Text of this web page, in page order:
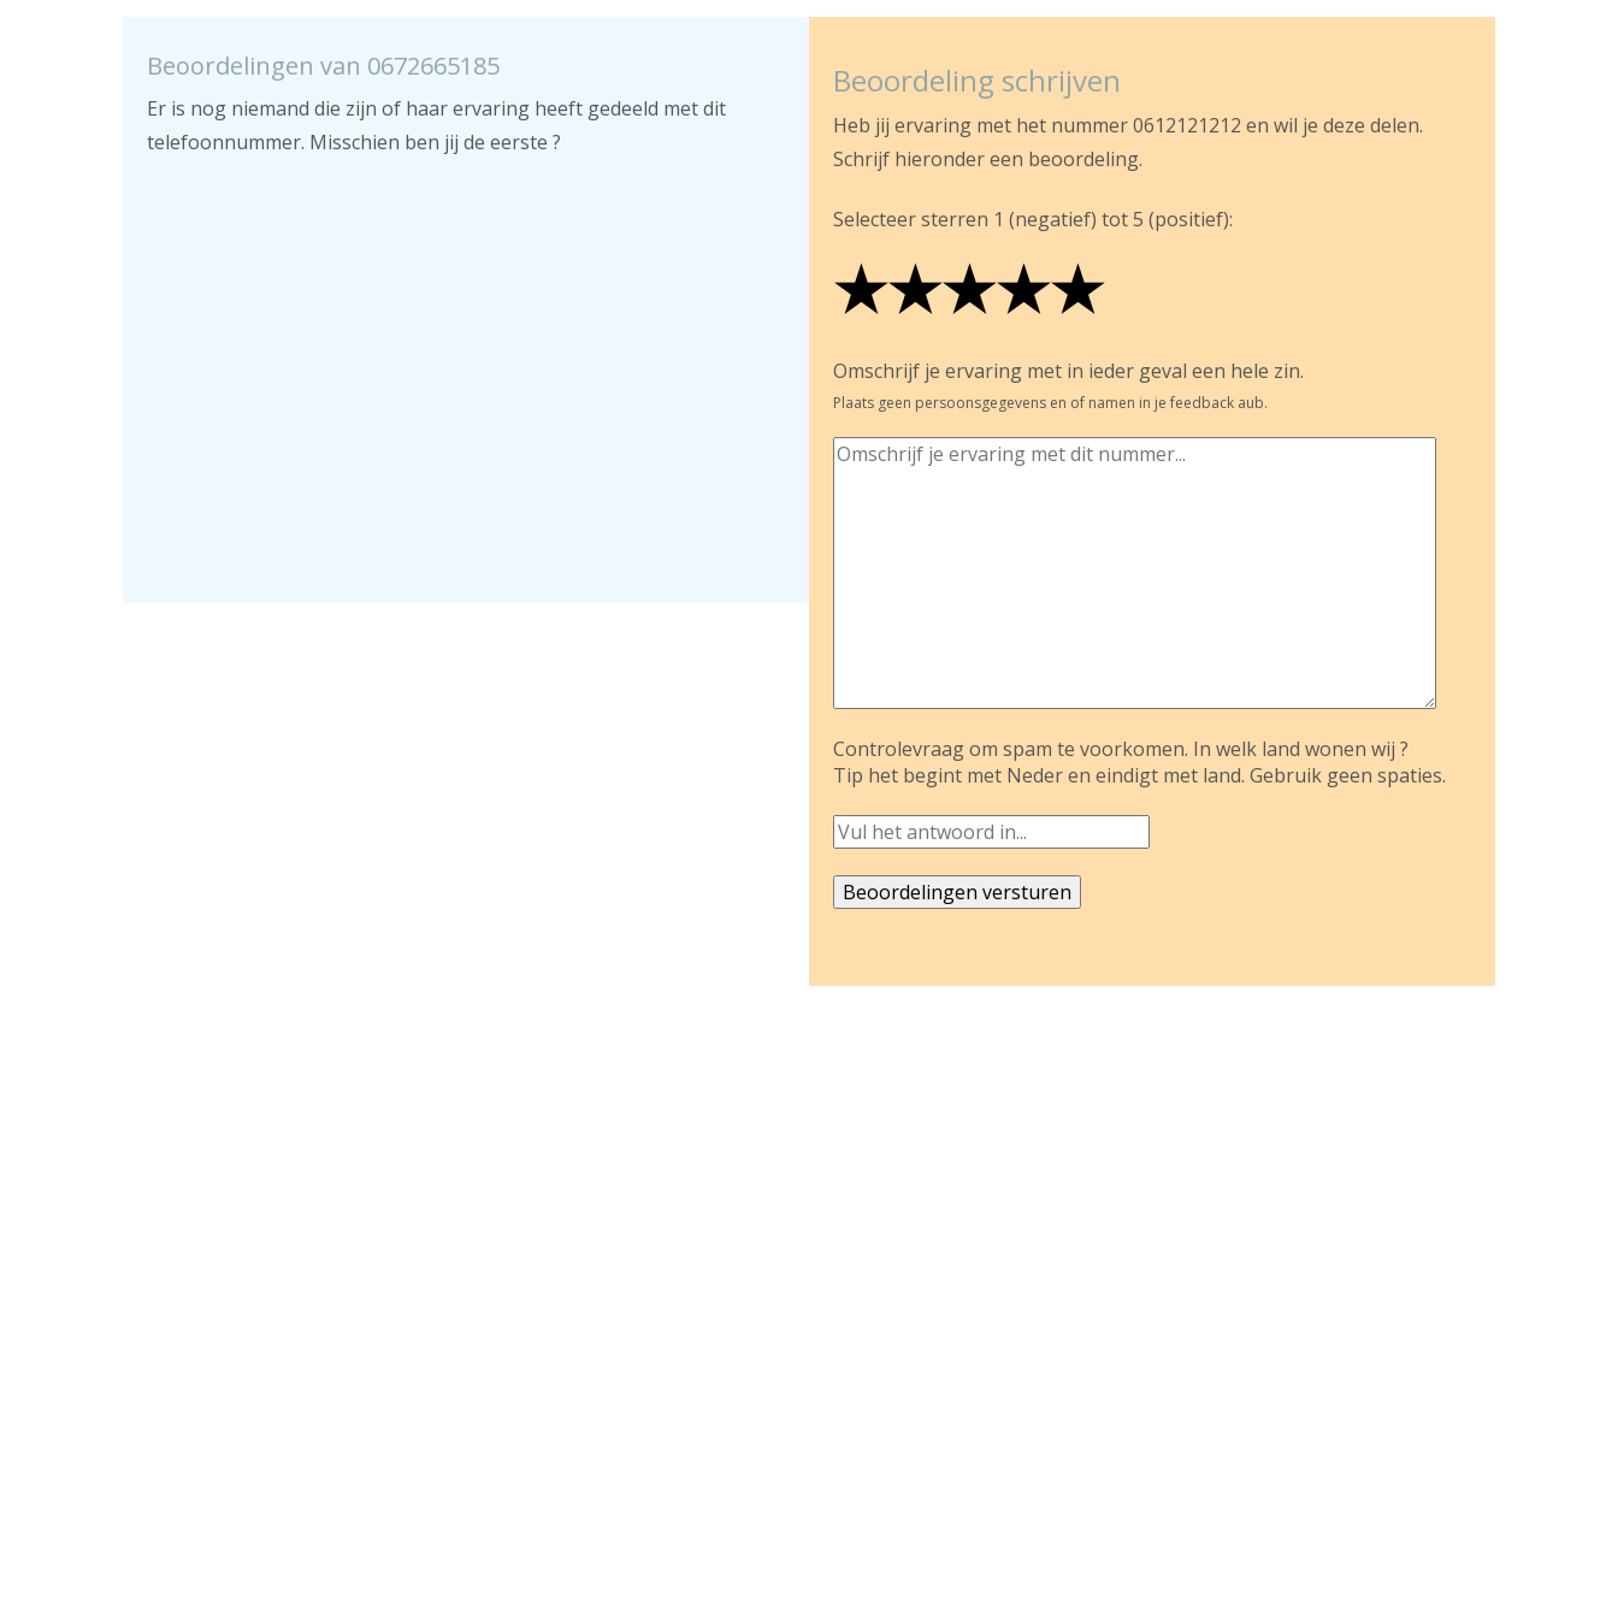
Beoordelingen van 0672665185
Er is nog niemand die zijn of haar ervaring heeft gedeeld met dit
telefoonnummer. Misschien ben jij de eerste ?
Beoordeling schrijven
Heb jij ervaring met het nummer 0612121212 en wil je deze delen.
Schrijf hieronder een beoordeling.
Selecteer sterren 1 (negatief) tot 5 (positief):
★
★★
★★★
★★★★
★★★★★
Omschrijf je ervaring met in ieder geval een hele zin.
Plaats geen persoonsgegevens en of namen in je feedback aub.
Controlevraag om spam te voorkomen. In welk land wonen wij ?
Tip het begint met Neder en eindigt met land. Gebruik geen spaties.